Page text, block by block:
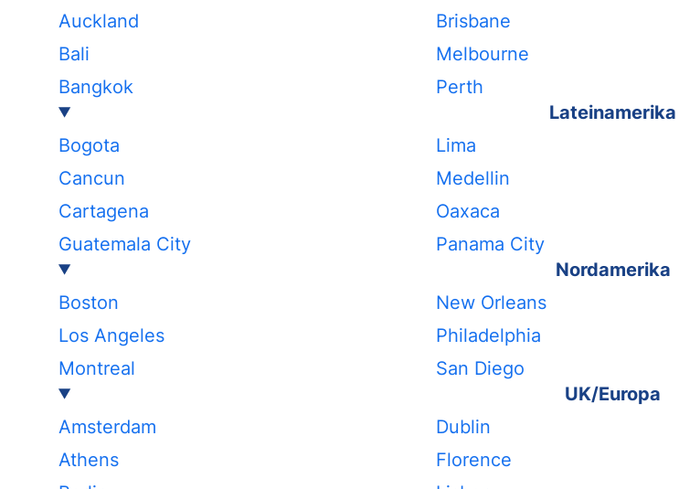
Auckland
Bali
Bangkok
Brisbane
Melbourne
Perth
Lateinamerika
Bogota
Cancun
Cartagena
Guatemala City
Lima
Medellin
Oaxaca
Panama City
Nordamerika
Boston
Los Angeles
Montreal
New Orleans
Philadelphia
San Diego
UK/Europa
Amsterdam
Athens
Dublin
Florence